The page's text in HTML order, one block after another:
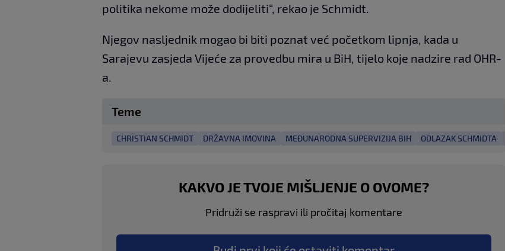
politika nekome može dodijeliti“, rekao je Schmidt.
Njegov nasljednik mogao bi biti poznat već početkom lipnja, kada u
Sarajevu zasjeda Vijeće za provedbu mira u BiH, tijelo koje nadzire rad OHR-
a.
Teme
CHRISTIAN SCHMIDT DRŽAVNA IMOVINA MEĐUNARODNA SUPERVIZIJA BIH ODLAZAK SCHMIDTA
KAKVO JE TVOJE MIŠLJENJE O OVOME?
Pridruži se raspravi ili pročitaj komentare